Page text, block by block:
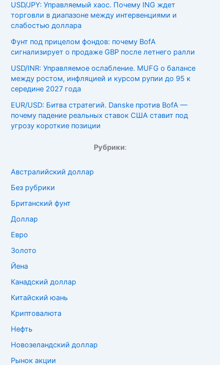
USD/JPY: Управляемый хаос. Почему ING ждет
торговли в диапазоне между интервенциями и
слабостью доллара
Фунт под прицелом фондов: почему BofA
сигнализирует о продаже GBP после летнего ралли
USD/INR: Управляемое ослабление. MUFG о балансе
между ростом, инфляцией и курсом рупии до 95 к
середине 2027 года
EUR/USD: Битва стратегий. Danske против BofA —
почему падение реальных ставок США ставит под
угрозу короткие позиции
Рубрики:
Австралийский доллар
Без рубрики
Британский фунт
Доллар
Евро
Золото
Йена
Канадский доллар
Китайский юань
Криптовалюта
Нефть
Новозеландский доллар
Рынок акции